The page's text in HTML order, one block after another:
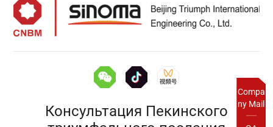
Compa
ny Mail
Консультация Пекинского